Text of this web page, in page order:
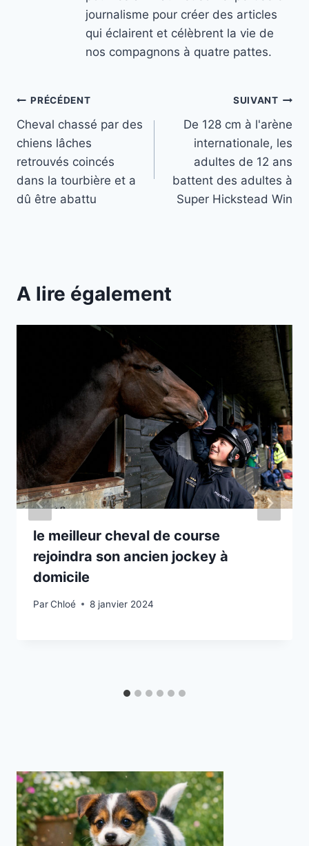
journalisme pour créer des articles
qui éclairent et célèbrent la vie de
nos compagnons à quatre pattes.
Navigation
de
l’article
PRÉCÉDENT
Cheval chassé par des
chiens lâches
retrouvés coincés
dans la tourbière et a
dû être abattu
SUIVANT
De 128 cm à l'arène
internationale, les
adultes de 12 ans
battent des adultes à
Super Hickstead Win
A lire également
le meilleur cheval de course
rejoindra son ancien jockey à
domicile
ParChloé 8 janvier 2024